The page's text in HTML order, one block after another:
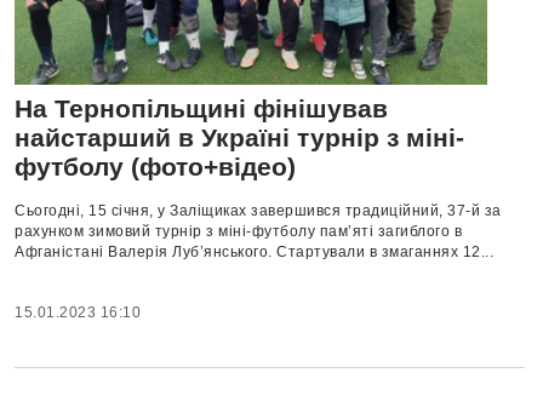
На Тернопільщині фінішував
найстарший в Україні турнір з міні-
футболу (фото+відео)
Сьогодні, 15 січня, у Заліщиках завершився традиційний, 37-й за
рахунком зимовий турнір з міні-футболу пам’яті загиблого в
Афганістані Валерія Луб’янського. Стартували в змаганнях 12...
15.01.2023 16:10